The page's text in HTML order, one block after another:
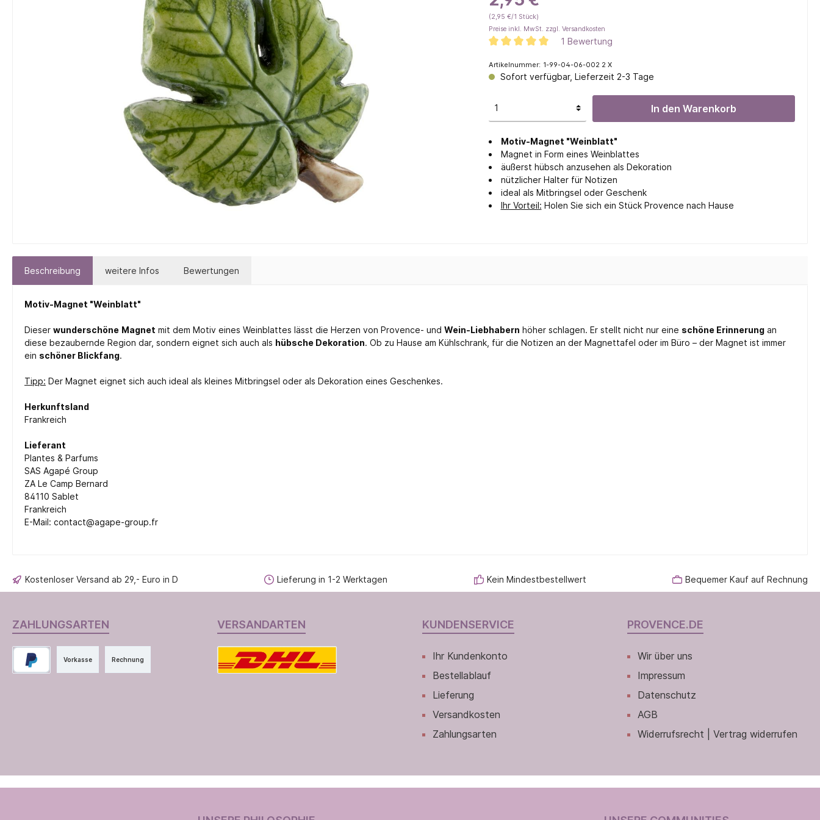
Lavendel-Kosmetik Massageöl Savon de Marseille
Seifen mit Arganöl Seifen mit Eselsmilch
Seifen mit Sheabutter Seifen ohne Palmöl
(2,95 €/1 Stück)
Preise inkl. MwSt. zzgl. Versandkosten
1 Bewertung
Artikelnummer: 1-99-04-06-002 2 X
Sofort verfügbar, Lieferzeit 2-3 Tage
In den Warenkorb
Motiv-Magnet "Weinblatt"
Magnet in Form eines Weinblattes
äußerst hübsch anzusehen als Dekoration
nützlicher Halter für Notizen
ideal als Mitbringsel oder Geschenk
Ihr Vorteil: Holen Sie sich ein Stück Provence nach Hause
Beschreibung weitere Infos Bewertungen
Motiv-Magnet "Weinblatt"
Dieser wunderschöne Magnet mit dem Motiv eines Weinblattes lässt die Herzen von Provence- und Wein-Liebhabern höher schlagen. Er stellt nicht nur eine schöne Erinnerung an
diese bezaubernde Region dar, sondern eignet sich auch als hübsche Dekoration. Ob zu Hause am Kühlschrank, für die Notizen an der Magnettafel oder im Büro – der Magnet ist immer
ein schöner Blickfang.
Tipp: Der Magnet eignet sich auch ideal als kleines Mitbringsel oder als Dekoration eines Geschenkes.
Herkunftsland
Frankreich
Lieferant
Plantes & Parfums
SAS Agapé Group
ZA Le Camp Bernard
84110 Sablet
Frankreich
E-Mail: contact@agape-group.fr
Kostenloser Versand ab 29,- Euro in D Lieferung in 1-2 Werktagen Kein Mindestbestellwert Bequemer Kauf auf Rechnung
KUNDENSERVICE
Ihr Kundenkonto
Bestellablauf
Lieferung
Versandkosten
Zahlungsarten
PROVENCE.DE
Wir über uns
Impressum
Datenschutz
AGB
Widerrufsrecht | Vertrag widerrufen
ZAHLUNGSARTEN
Vorkasse Rechnung
VERSANDARTEN